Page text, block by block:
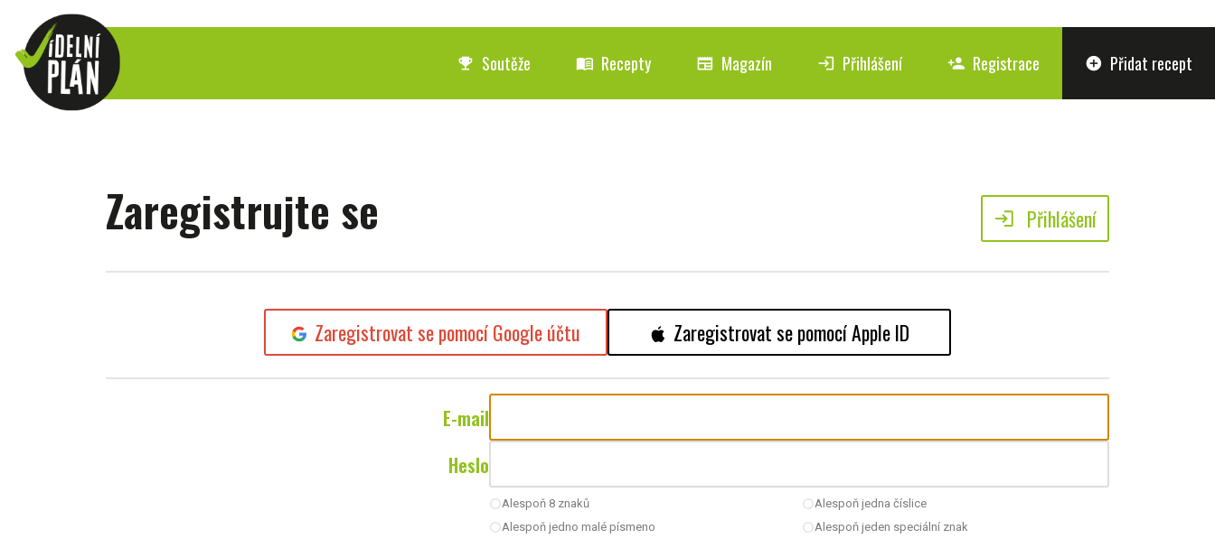
emoji_events Soutěže menu_book Recepty newspaper Magazín login Přihlášení person_add Registrace add_circle Přidat recept
Zaregistrujte se login Přihlášení
Zaregistrovat se pomocí Google účtu Zaregistrovat se pomocí Apple ID
E-mail
Heslo
radio_button_uncheckedAlespoň 8 znaků
radio_button_uncheckedAlespoň jedno malé písmeno
radio_button_uncheckedAlespoň jedna číslice
radio_button_uncheckedAlespoň jeden speciální znak